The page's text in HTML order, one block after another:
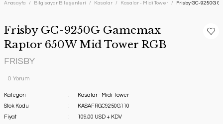
Anasayfa Bilgisayar Bileşenleri Kasalar Kasalar - Midi Tower Frisby GC-9250G
Frisby GC-9250G Gamemax
Raptor 650W Mid Tower RGB
FRISBY
0 Yorum
Kategori
Kasalar - Midi Tower
Stok Kodu
KASAFRGC9250G110
Fiyat
109,00 USD + KDV